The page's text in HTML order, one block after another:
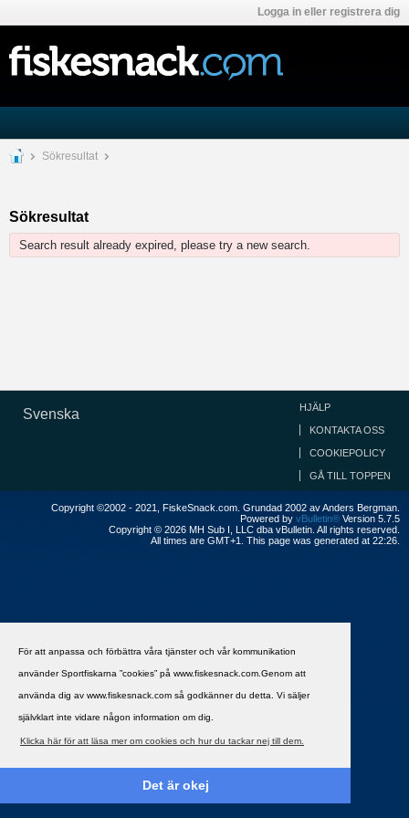
För att anpassa och förbättra våra tjänster och vår kommunikation
använder Sportfiskarna ”cookies” på www.fiskesnack.com.Genom att
använda dig av www.fiskesnack.com så godkänner du detta. Vi säljer
självklart inte vidare någon information om dig.
Klicka här för att läsa mer om cookies och hur du tackar nej till dem.
Det är okej
Logga in eller registrera dig
Sökresultat
Sökresultat
Search result already expired, please try a new search.
Svenska HJÄLP
KONTAKTA OSS
COOKIEPOLICY
GÅ TILL TOPPEN
Copyright ©2002 - 2021, FiskeSnack.com. Grundad 2002 av Anders Bergman.
Powered by vBulletin® Version 5.7.5
Copyright © 2026 MH Sub I, LLC dba vBulletin. All rights reserved.
All times are GMT+1. This page was generated at 22:26.